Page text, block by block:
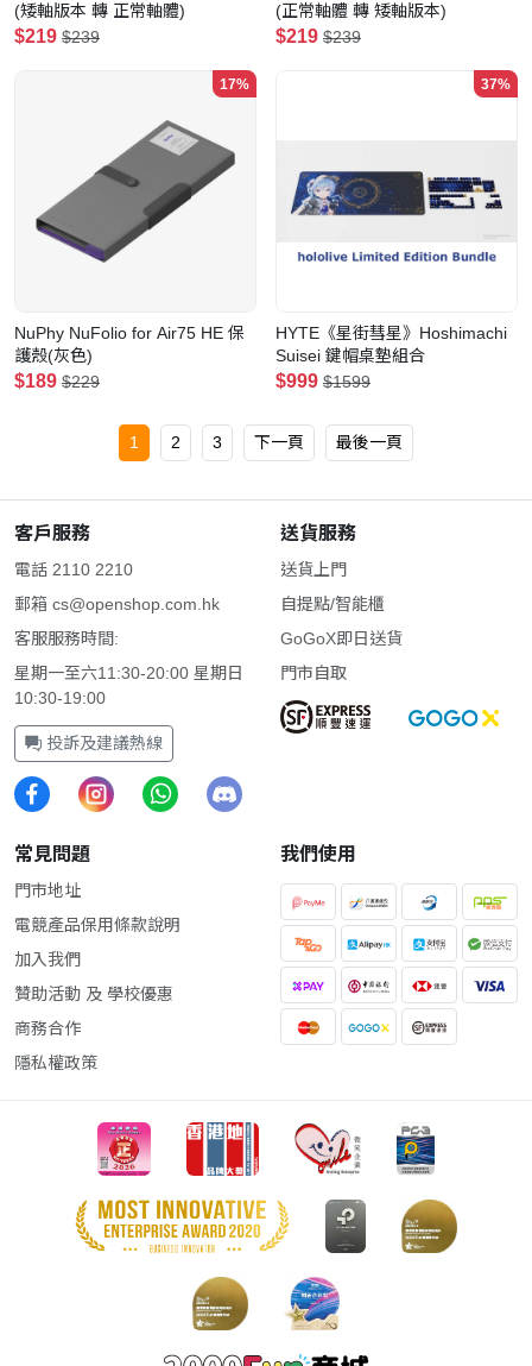
(矮軸版本 轉 正常軸體)
$219 $239
(正常軸體 轉 矮軸版本)
$219 $239
17%
NuPhy NuFolio for Air75 HE 保
護殼(灰色)
$189 $229
37%
HYTE《星街彗星》Hoshimachi
Suisei 鍵帽桌墊組合
$999 $1599
1 2 3 下一頁 最後一頁
客戶服務
電話 2110 2210
郵箱 cs@openshop.com.hk
客服服務時間:
星期一至六11:30-20:00 星期日
10:30-19:00
投訴及建議熱線
送貨服務
送貨上門
自提點/智能櫃
GoGoX即日送貨
門市自取
常見問題
門市地址
電競產品保用條款說明
加入我們
贊助活動 及 學校優惠
商務合作
隱私權政策
我們使用